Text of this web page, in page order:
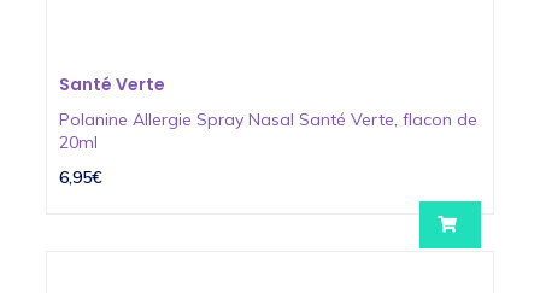
Santé Verte
Polanine Allergie Spray Nasal Santé Verte, flacon de
20ml
6,95€